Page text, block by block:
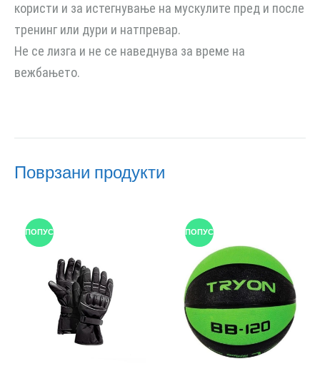
користи и за истегнување на мускулите пред и после
тренинг или дури и натпревар.
Не се лизга и не се наведнува за време на
вежбањето.
Поврзани продукти
ПОПУСТ ПОПУСТ